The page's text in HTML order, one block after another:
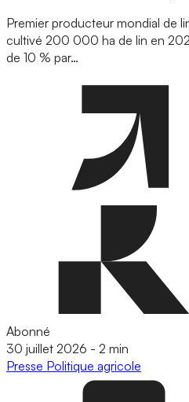
Premier producteur mondial de
cultivé 200 000 ha de lin en
de 10 % par…
Abonné
30 juillet 2026 - 2 min
Presse Politique agricole